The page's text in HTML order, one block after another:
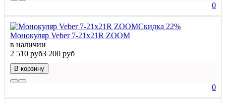
0
Скидка 22%
Монокуляр Veber 7-21x21R ZOOM
в наличии
2 510 руб3 200 руб
В корзину
0